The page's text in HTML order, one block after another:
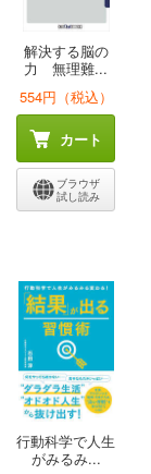
解決する脳の
力 無理難...
554円（税込）
カート
ブラウザ
試し読み
行動科学で人生
がみるみ...